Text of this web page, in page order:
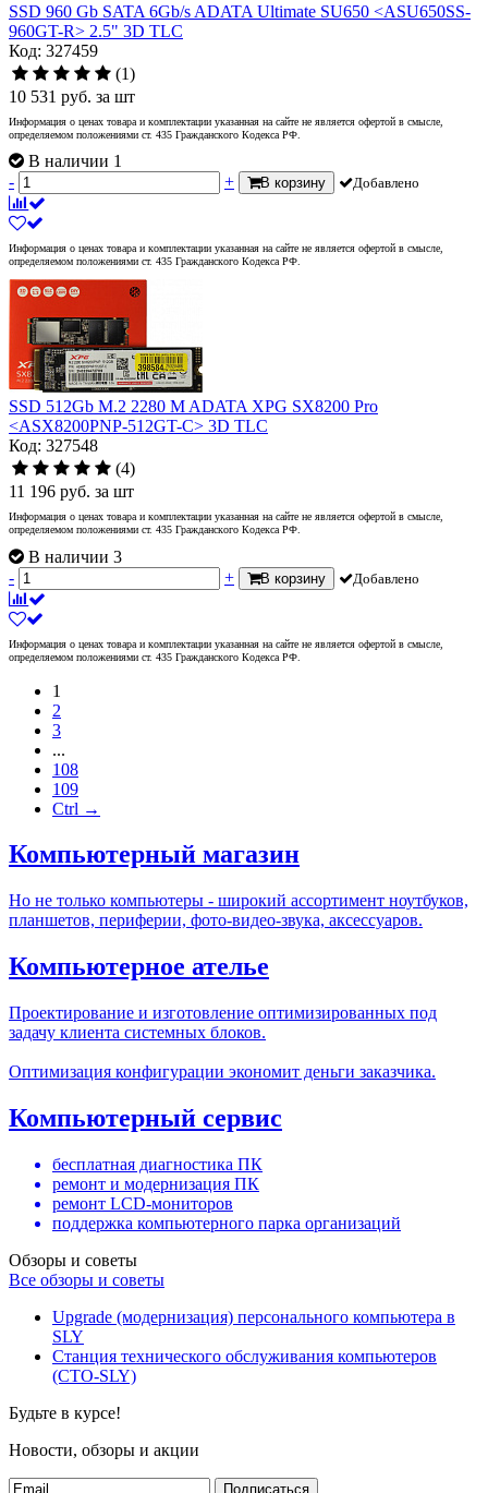
SSD 960 Gb SATA 6Gb/s ADATA Ultimate SU650 <ASU650SS-
960GT-R> 2.5" 3D TLC
Код: 327459
(1)
10 531 руб. за шт
Информация о ценах товара и комплектации указанная на сайте не является офертой в смысле,
определяемом положениями ст. 435 Гражданского Кодекса РФ.
В наличии 1
-
+ В корзину Добавлено
Информация о ценах товара и комплектации указанная на сайте не является офертой в смысле,
определяемом положениями ст. 435 Гражданского Кодекса РФ.
SSD 512Gb M.2 2280 M ADATA XPG SX8200 Pro
<ASX8200PNP-512GT-C> 3D TLC
Код: 327548
(4)
11 196 руб. за шт
Информация о ценах товара и комплектации указанная на сайте не является офертой в смысле,
определяемом положениями ст. 435 Гражданского Кодекса РФ.
В наличии 3
-
+ В корзину Добавлено
Информация о ценах товара и комплектации указанная на сайте не является офертой в смысле,
определяемом положениями ст. 435 Гражданского Кодекса РФ.
1
2
3
...
108
109
Ctrl →
Компьютерный магазин
Но не только компьютеры - широкий ассортимент ноутбуков,
планшетов, периферии, фото-видео-звука, аксессуаров.
Компьютерное ателье
Проектирование и изготовление оптимизированных под
задачу клиента системных блоков.
Оптимизация конфигурации экономит деньги заказчика.
Компьютерный сервис
бесплатная диагностика ПК
ремонт и модернизация ПК
ремонт LCD-мониторов
поддержка компьютерного парка организаций
Обзоры и советы
Все обзоры и советы
Upgrade (модернизация) персонального компьютера в
SLY
Станция технического обслуживания компьютеров
(СТО-SLY)
Будьте в курсе!
Новости, обзоры и акции
Подписаться